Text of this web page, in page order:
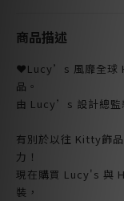
商品描述
❤️Lucy’s 風靡全球
品。
由 Lucy’s 設計總監
有別於以往 Kitty飾
力！
現在購買 Lucy's 與
裝，